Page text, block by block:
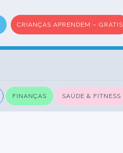
CRIANÇAS APRENDEM – GRÁTIS
FINANÇAS SAÚDE & FITNESS